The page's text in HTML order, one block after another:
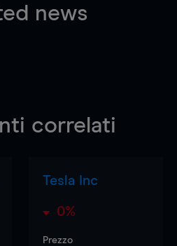
news
correlati
Tesla Inc
0%
Prezzo